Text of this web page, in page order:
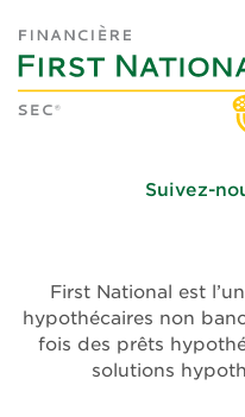
Suivez-
First National est
hypothécaires non
fois des prêts
solutions